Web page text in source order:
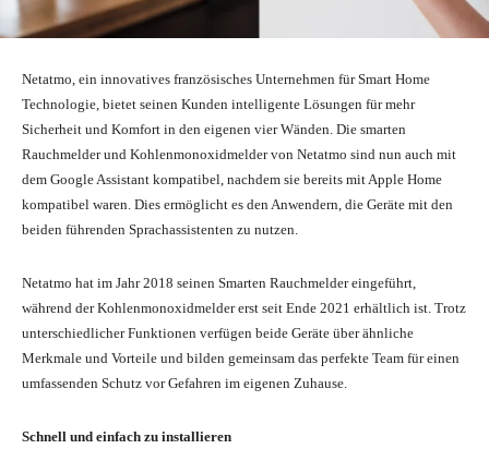
Netatmo, ein innovatives französisches Unternehmen für Smart Home
Technologie, bietet seinen Kunden intelligente Lösungen für mehr
Sicherheit und Komfort in den eigenen vier Wänden. Die smarten
Rauchmelder und Kohlenmonoxidmelder von Netatmo sind nun auch mit
dem Google Assistant kompatibel, nachdem sie bereits mit Apple Home
kompatibel waren. Dies ermöglicht es den Anwendern, die Geräte mit den
beiden führenden Sprachassistenten zu nutzen.
Netatmo hat im Jahr 2018 seinen Smarten Rauchmelder eingeführt,
während der Kohlenmonoxidmelder erst seit Ende 2021 erhältlich ist. Trotz
unterschiedlicher Funktionen verfügen beide Geräte über ähnliche
Merkmale und Vorteile und bilden gemeinsam das perfekte Team für einen
umfassenden Schutz vor Gefahren im eigenen Zuhause.
Schnell und einfach zu installieren